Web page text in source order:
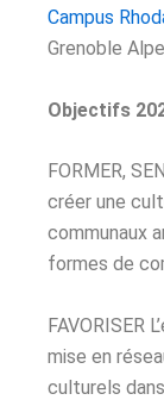
Campus
Grenoble
Objectifs
FORMER,
créer une
communaux
formes de
FAVORISER
mise en
culturels